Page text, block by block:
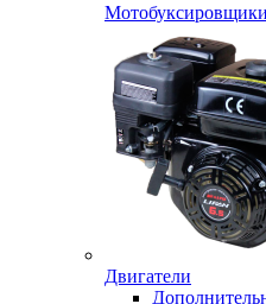
Мотобуксировщики
Двигатели